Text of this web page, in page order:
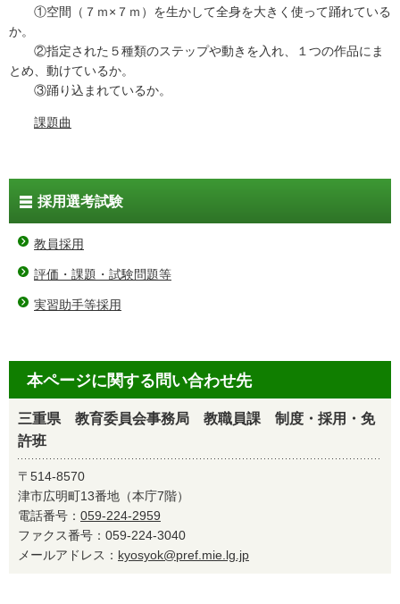
①空間（７ｍ×７ｍ）を生かして全身を大きく使って踊れている
か。
②指定された５種類のステップや動きを入れ、１つの作品にま
とめ、動けているか。
③踊り込まれているか。
課題曲
採用選考試験
教員採用
評価・課題・試験問題等
実習助手等採用
本ページに関する問い合わせ先
三重県 教育委員会事務局 教職員課 制度・採用・免
許班
〒514-8570
津市広明町13番地（本庁7階）
電話番号： 059-224-2959
ファクス番号：059-224-3040
メールアドレス： kyosyok@pref.mie.lg.jp